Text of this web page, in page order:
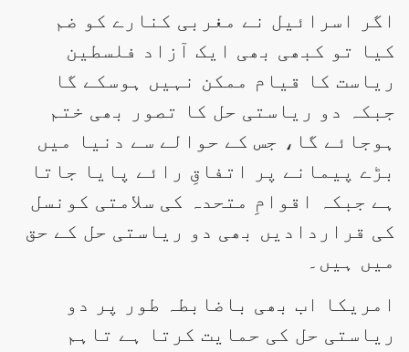
اگر اسرائیل نے مغربی کنارے کو ضم
کیا تو کبھی بھی ایک آزاد فلسطین
ریاست کا قیام ممکن نہیں ہوسکے گا
جبکہ دو ریاستی حل کا تصور بھی ختم
ہوجائے گا، جس کے حوالے سے دنیا میں
بڑے پیمانے پر اتفاقِ رائے پایا جاتا
ہے جبکہ اقوامِ متحدہ کی سلامتی کونسل
کی قراردادیں بھی دو ریاستی حل کے حق
میں ہیں۔
امریکا اب بھی باضابطہ طور پر دو
ریاستی حل کی حمایت کرتا ہے تاہم